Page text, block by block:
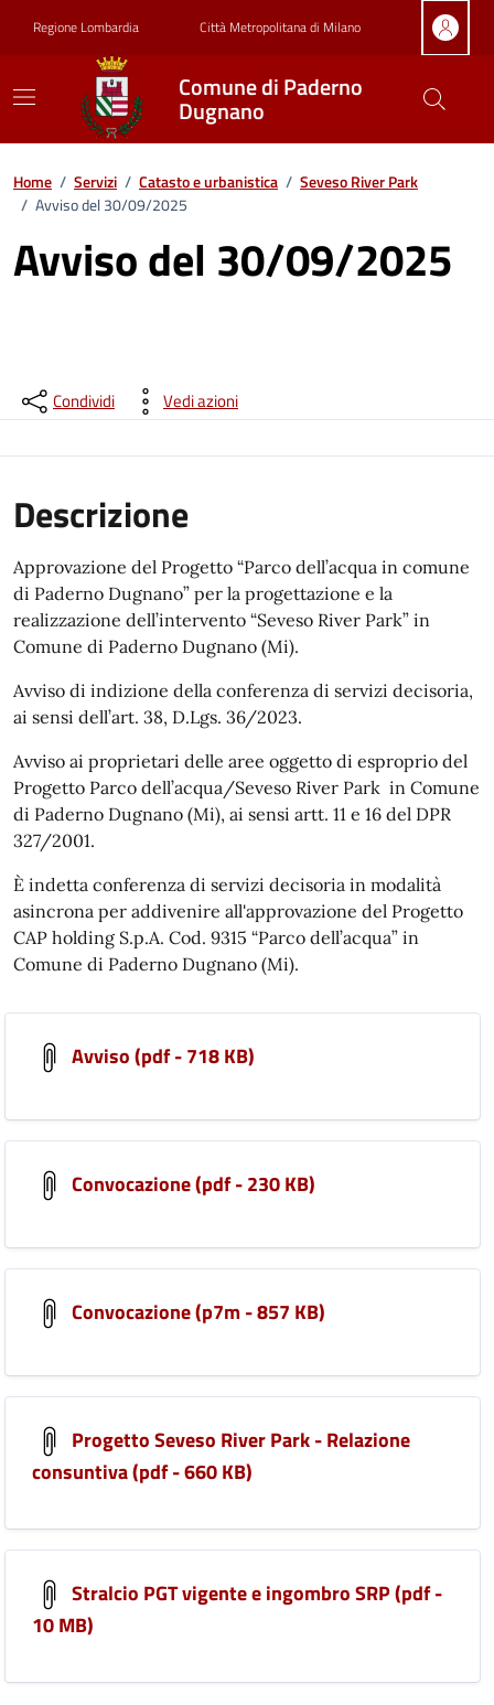
Regione Lombardia Città Metropolitana di Milano
Comune di Paderno
Dugnano
Home / Servizi / Catasto e urbanistica / Seveso River Park
/ Avviso del 30/09/2025
Avviso del 30/09/2025
Condividi Vedi azioni
Descrizione
Approvazione del Progetto “Parco dell’acqua in comune
di Paderno Dugnano” per la progettazione e la
realizzazione dell’intervento “Seveso River Park” in
Comune di Paderno Dugnano (Mi).
Avviso di indizione della conferenza di servizi decisoria,
ai sensi dell’art. 38, D.Lgs. 36/2023.
Avviso ai proprietari delle aree oggetto di esproprio del
Progetto Parco dell’acqua/Seveso River Park in Comune
di Paderno Dugnano (Mi), ai sensi artt. 11 e 16 del DPR
327/2001.
È indetta conferenza di servizi decisoria in modalità
asincrona per addivenire all'approvazione del Progetto
CAP holding S.p.A. Cod. 9315 “Parco dell’acqua” in
Comune di Paderno Dugnano (Mi).
Avviso (pdf - 718 KB)
Convocazione (pdf - 230 KB)
Convocazione (p7m - 857 KB)
Progetto Seveso River Park - Relazione
consuntiva (pdf - 660 KB)
Stralcio PGT vigente e ingombro SRP (pdf -
10 MB)